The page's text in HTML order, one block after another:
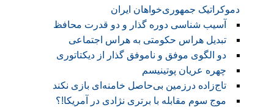
دموکراتیک جمهوری‌خواهان ایران
آسیب شناسی دوره گذار و دو قدرت محافظ
تبدیل هراس حکومتی به هراس اجتماعی
دو الگوی موفق و ناموفق گذار از دیکتاتوری
چهره عریان پوتینیسم
تاج‌زاده درزمین بی‌حاصل خامنه‌ای بازی نکند
موج سوم مقابله با برتری نژادی در آمریکا!؟